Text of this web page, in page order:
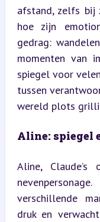
afstand, zelfs bij
hoe zijn
gedrag:
momenten van
spiegel voor
tussen
wereld plots
Aline: spiegel
Aline,
verschillende
druk en